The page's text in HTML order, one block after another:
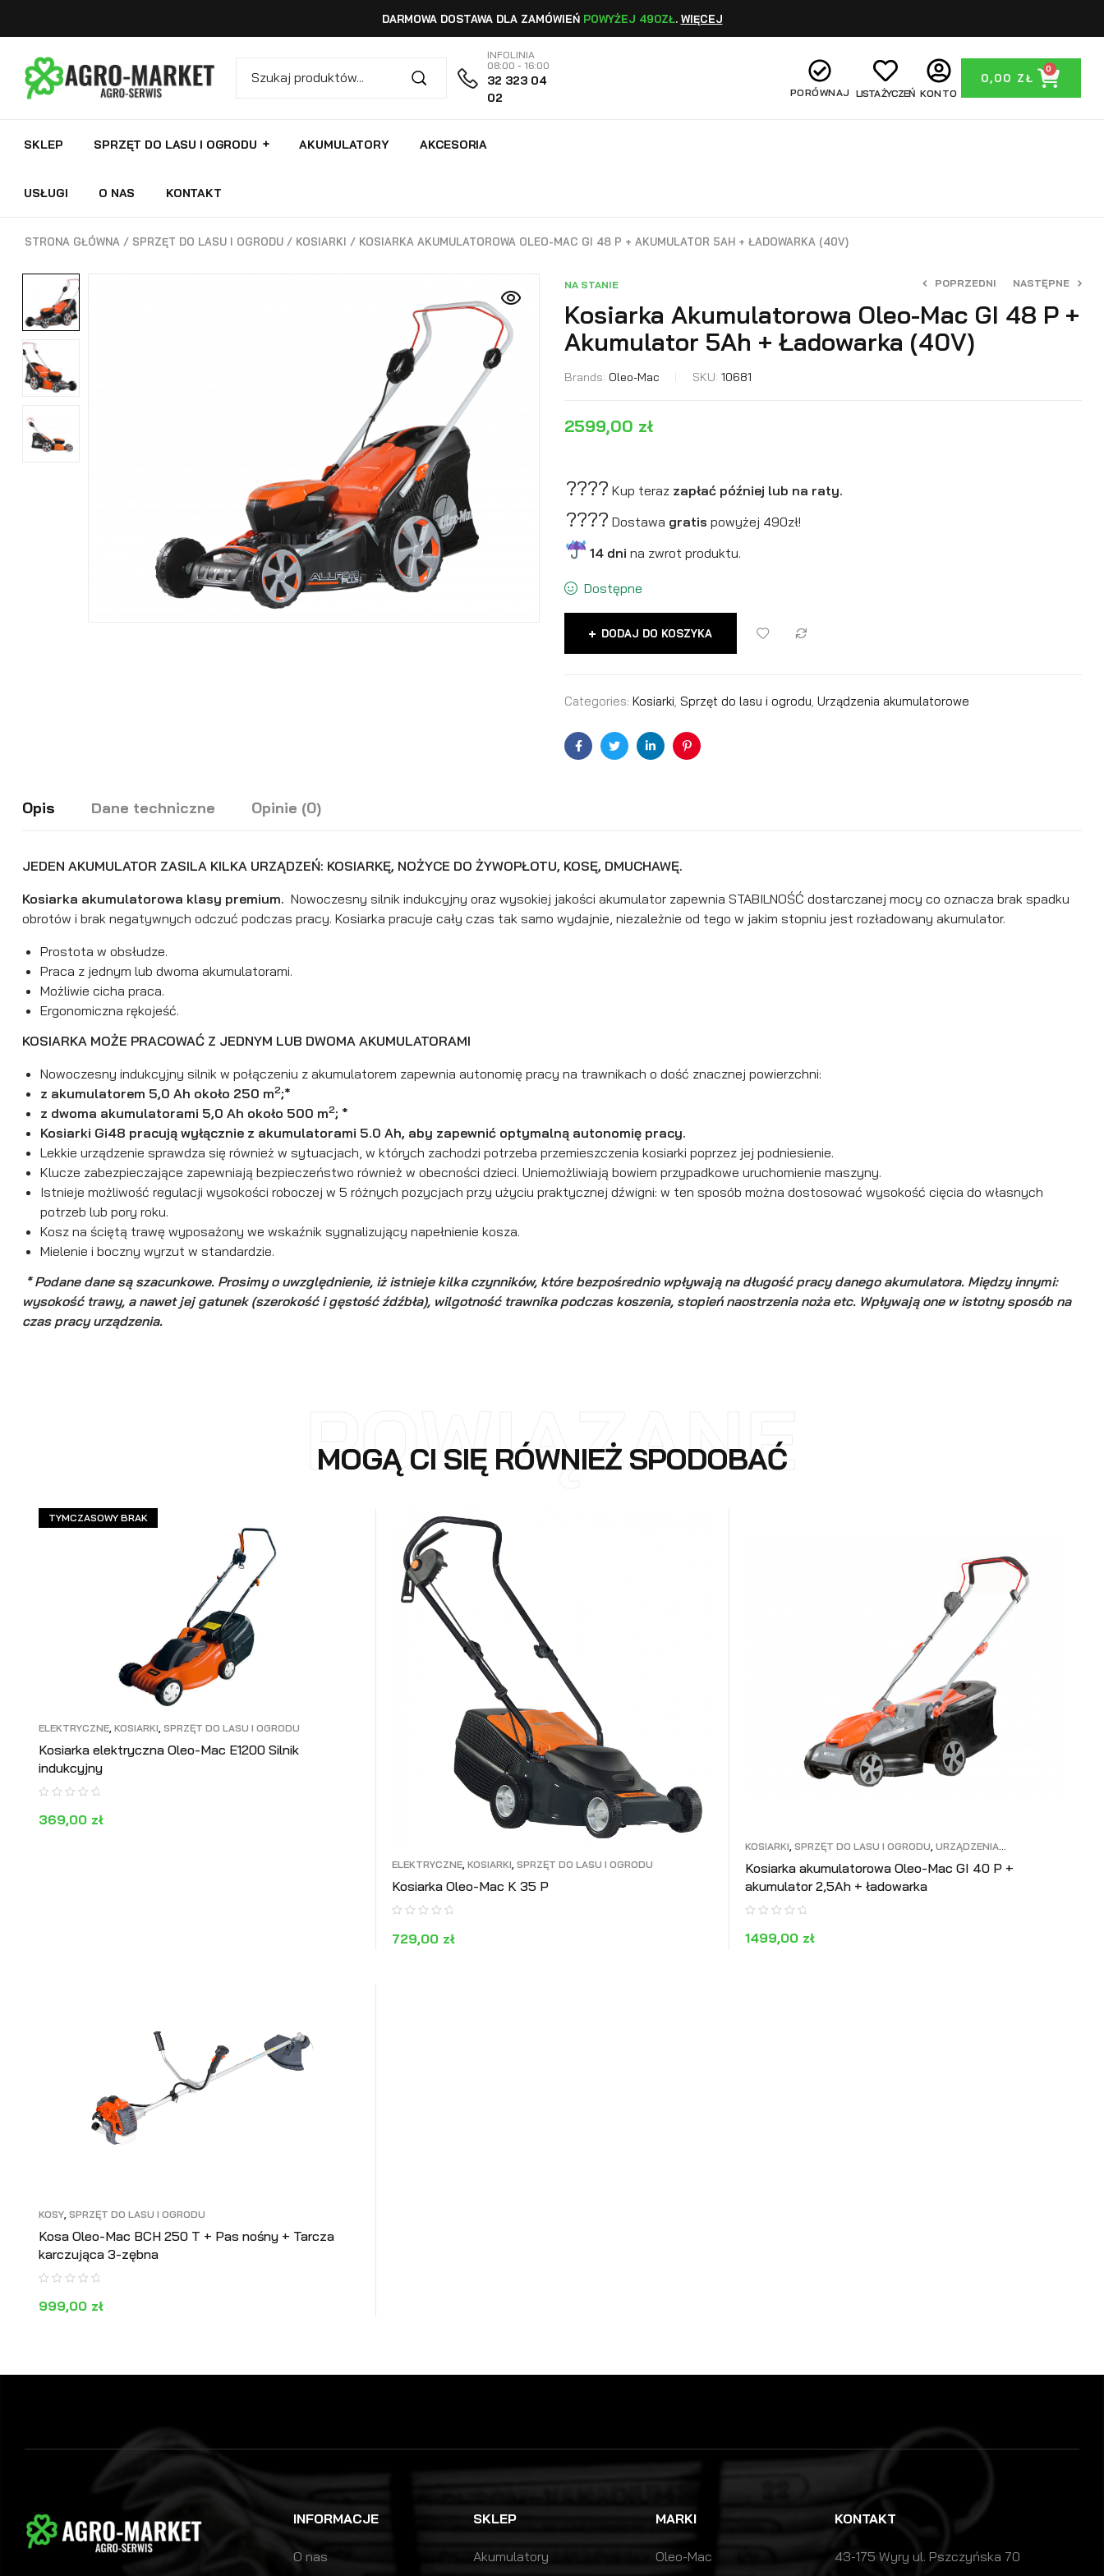
DARMOWA DOSTAWA DLA ZAMÓWIEŃ POWYŻEJ 490ZŁ. WIĘCEJ
INFOLINIA
08:00 - 16:00
32 323 04
02
PORÓWNAJ LISTA ŻYCZEŃ KONTO
0,00 ZŁ
0
SKLEP SPRZĘT DO LASU I OGRODU AKUMULATORY AKCESORIA
USŁUGI O NAS KONTAKT
STRONA GŁÓWNA / SPRZĘT DO LASU I OGRODU / KOSIARKI / KOSIARKA AKUMULATOROWA OLEO-MAC GI 48 P + AKUMULATOR 5AH + ŁADOWARKA (40V)
NA STANIE POPRZEDNI
1499,00
NASTĘPNE
1649,00
Kosiarka Akumulatorowa Oleo-Mac GI 48 P +
Akumulator 5Ah + Ładowarka (40V)
Brands: Oleo-Mac SKU: 10681
2599,00 zł
???? Kup teraz zapłać później lub na raty.
???? Dostawa gratis powyżej 490zł!
14 dni na zwrot produktu.
Dostępne
DODAJ DO KOSZYKA
Categories: Kosiarki, Sprzęt do lasu i ogrodu, Urządzenia akumulatorowe
FacebookTwitterLinkedinPinterest
Opis Dane techniczne Opinie (0)
JEDEN AKUMULATOR ZASILA KILKA URZĄDZEŃ: KOSIARKĘ, NOŻYCE DO ŻYWOPŁOTU, KOSĘ, DMUCHAWĘ.
Kosiarka akumulatorowa klasy premium. Nowoczesny silnik indukcyjny oraz wysokiej jakości akumulator zapewnia STABILNOŚĆ dostarczanej mocy co oznacza brak spadku
obrotów i brak negatywnych odczuć podczas pracy. Kosiarka pracuje cały czas tak samo wydajnie, niezależnie od tego w jakim stopniu jest rozładowany akumulator.
Prostota w obsłudze.
Praca z jednym lub dwoma akumulatorami.
Możliwie cicha praca.
Ergonomiczna rękojeść.
KOSIARKA MOŻE PRACOWAĆ Z JEDNYM LUB DWOMA AKUMULATORAMI
Nowoczesny indukcyjny silnik w połączeniu z akumulatorem zapewnia autonomię pracy na trawnikach o dość znacznej powierzchni:
z akumulatorem 5,0 Ah około 250 m2;*
z dwoma akumulatorami 5,0 Ah około 500 m2; *
Kosiarki Gi48 pracują wyłącznie z akumulatorami 5.0 Ah, aby zapewnić optymalną autonomię pracy.
Lekkie urządzenie sprawdza się również w sytuacjach, w których zachodzi potrzeba przemieszczeniakosiarki poprzez jej podniesienie.
Klucze zabezpieczające zapewniają bezpieczeństwo również w obecności dzieci. Uniemożliwiają bowiem przypadkowe uruchomienie maszyny.
Istnieje możliwość regulacji wysokości roboczej w 5 różnych pozycjach przy użyciu praktycznej dźwigni: w ten sposób można dostosować wysokość cięcia do własnych
potrzeb lub pory roku.
Kosz na ściętą trawę wyposażony we wskaźnik sygnalizujący napełnienie kosza.
Mielenie i boczny wyrzut w standardzie.
* Podane dane są szacunkowe. Prosimy o uwzględnienie, iż istnieje kilka czynników, które bezpośrednio wpływają na długość pracy danego akumulatora. Między innymi:
wysokość trawy, a nawet jej gatunek (szerokość i gęstość źdźbła), wilgotność trawnika podczas koszenia, stopień naostrzenia noża etc. Wpływają one w istotny sposób na
czas pracy urządzenia.
MOGĄ CI SIĘ RÓWNIEŻ SPODOBAĆ
POWIĄZANE
TYMCZASOWY BRAK
ELEKTRYCZNE, KOSIARKI, SPRZĘT DO LASU I OGRODU
Kosiarka elektryczna Oleo-Mac E1200 Silnik
indukcyjny
369,00 zł
ELEKTRYCZNE, KOSIARKI, SPRZĘT DO LASU I OGRODU
Kosiarka Oleo-Mac K 35 P
729,00 zł
KOSIARKI SPRZĘT DO LASU I OGRODU URZĄDZENIA
Kosiarka akumulatorowa Oleo-Mac GI 40 P +
akumulator 2,5Ah + ładowarka
1499,00 zł
KOSY SPRZĘT DO LASU I OGRODU
Kosa Oleo-Mac BCH 250 T + Pas nośny + Tarcza
karczująca 3-zębna
999,00 zł
INFORMACJE
O nas
SKLEP
Akumulatory
MARKI
Oleo-Mac
KONTAKT
43-175 Wyry ul. Pszczyńska 70